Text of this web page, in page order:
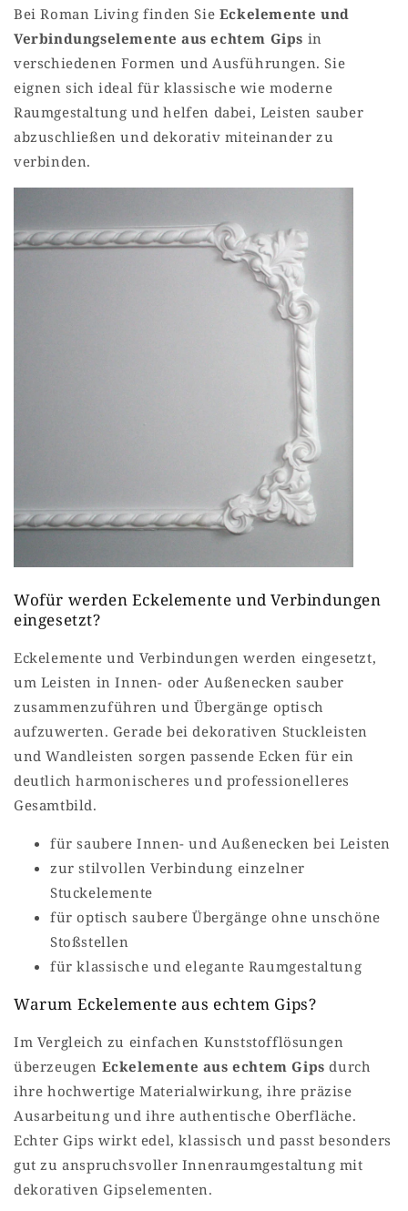
Bei Roman Living finden Sie Eckelemente und
Verbindungselemente aus echtem Gips in
verschiedenen Formen und Ausführungen. Sie
eignen sich ideal für klassische wie moderne
Raumgestaltung und helfen dabei, Leisten sauber
abzuschließen und dekorativ miteinander zu
verbinden.
Wofür werden Eckelemente und Verbindungen
eingesetzt?
Eckelemente und Verbindungen werden eingesetzt,
um Leisten in Innen- oder Außenecken sauber
zusammenzuführen und Übergänge optisch
aufzuwerten. Gerade bei dekorativen Stuckleisten
und Wandleisten sorgen passende Ecken für ein
deutlich harmonischeres und professionelleres
Gesamtbild.
für saubere Innen- und Außenecken bei Leisten
zur stilvollen Verbindung einzelner
Stuckelemente
für optisch saubere Übergänge ohne unschöne
Stoßstellen
für klassische und elegante Raumgestaltung
Warum Eckelemente aus echtem Gips?
Im Vergleich zu einfachen Kunststofflösungen
überzeugen Eckelemente aus echtem Gips durch
ihre hochwertige Materialwirkung, ihre präzise
Ausarbeitung und ihre authentische Oberfläche.
Echter Gips wirkt edel, klassisch und passt besonders
gut zu anspruchsvoller Innenraumgestaltung mit
dekorativen Gipselementen.